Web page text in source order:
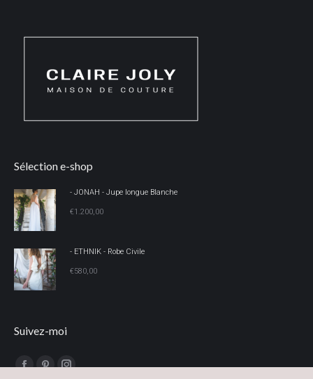
Sélection e-shop
- JONAH - Jupe longue Blanche
€1.200,00
- ETHNIK - Robe Civile
€580,00
Suivez-moi
Trouvez nous sur :